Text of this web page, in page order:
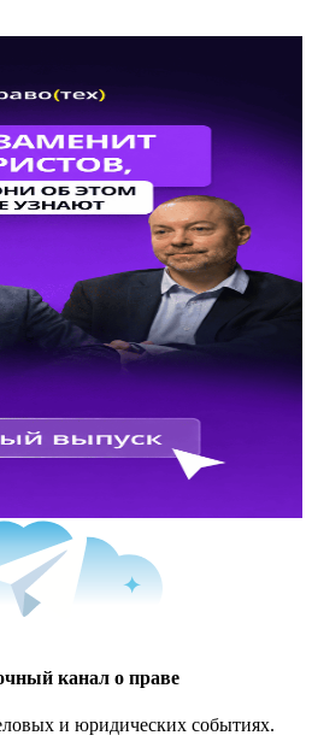
канал о праве
и юридических событиях.